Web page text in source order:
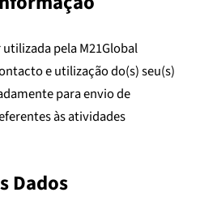
pela M21Global
e utilização do(s) seu(s)
para envio de
às atividades
Dados